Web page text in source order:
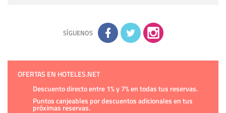
adicional y detallada sobre cómo tratamos sus datos en la
política de privacidad
SÍGUENOS
OFERTAS EN HOTELES.NET
Descuento directo entre 1% y 7% en todas tus reservas.
Puntos canjeables por descuentos adicionales en tus
próximas reservas.